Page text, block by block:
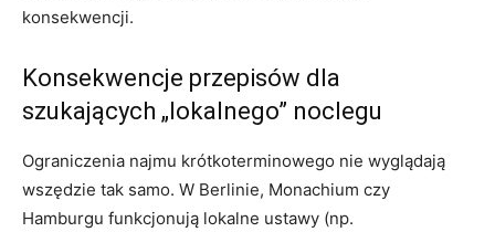
konsekwencji.
Konsekwencje przepisów dla
szukających „lokalnego” noclegu
Ograniczenia najmu krótkoterminowego nie wyglądają
wszędzie tak samo. W Berlinie, Monachium czy
Hamburgu funkcjonują lokalne ustawy (np.